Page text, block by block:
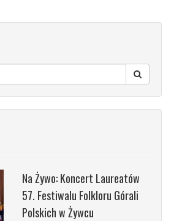
Na Żywo: Koncert Laureatów
57. Festiwalu Folkloru Górali
Polskich w Żywcu